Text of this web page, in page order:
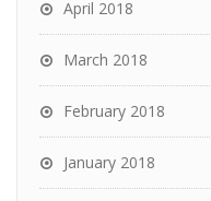
April 2018
March 2018
February 2018
January 2018